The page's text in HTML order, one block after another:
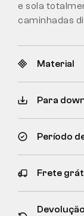
e sola
caminhadas
Material
Para
Período
Frete